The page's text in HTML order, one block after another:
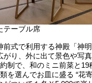
テーブル席
前式で利用する神殿「神
がり、外に出て景色や写真
制で、和のミニ前菜と19
を選んでお皿に盛る “花